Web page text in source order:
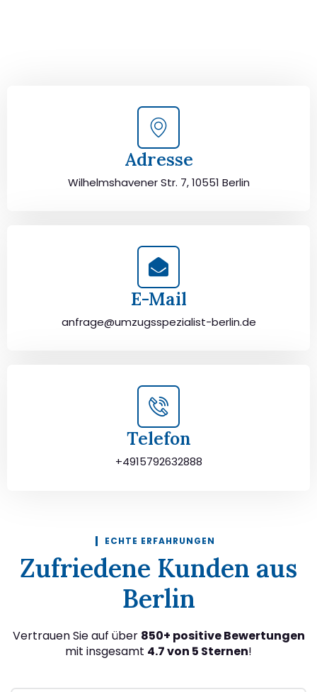
Adresse
Wilhelmshavener Str. 7, 10551 Berlin
E-Mail
anfrage@umzugsspezialist-berlin.de
Telefon
+4915792632888
ECHTE ERFAHRUNGEN
Zufriedene Kunden aus
Berlin
Vertrauen Sie auf über 850+ positive Bewertungen
mit insgesamt 4.7 von 5 Sternen!